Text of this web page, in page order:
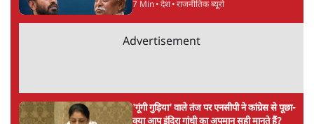
के बुजुर्ग से जेन जी को क्या मिलेगा
7 Min